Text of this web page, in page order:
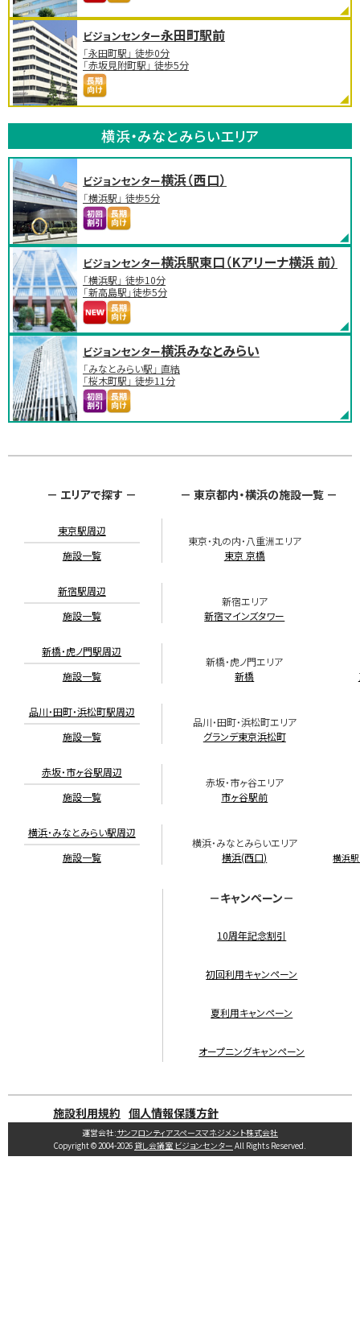
ビジョンセンター永田町駅前
「永田町駅」 徒歩0分
「赤坂見附町駅」 徒歩5分
横浜・みなとみらいエリア
ビジョンセンター横浜（西口）
「横浜駅」 徒歩5分
ビジョンセンター横浜駅東口（Kアリーナ横浜 前）
「横浜駅」 徒歩10分
「新高島駅」徒歩5分
ビジョンセンター横浜みなとみらい
「みなとみらい駅」 直結
「桜木町駅」 徒歩11分
－ エリアで探す － － 東京都内・横浜の施設一覧 －
東京駅周辺
施設一覧
東京・丸の内・八重洲エリア
東京 京橋
新宿駅周辺
施設一覧
新宿エリア
新宿マインズタワー
新橋・虎ノ門駅周辺
施設一覧
新橋・虎ノ門エリア
新橋
品川・田町・浜松町駅周辺
施設一覧
品川・田町・浜松町エリア
グランデ東京浜松町
赤坂・市ヶ谷駅周辺
施設一覧
赤坂・市ヶ谷エリア
市ヶ谷駅前
横浜・みなとみらい駅周辺
施設一覧
横浜・みなとみらいエリア
横浜(西口)
横浜
－キャンペーン－
10周年記念割引
初回利用キャンペーン
夏利用キャンペーン
オープニングキャンペーン
施設利用規約 個人情報保護方針
運営会社:サンフロンティアスペースマネジメント株式会社
Copyright © 2004-2026貸し会議室 ビジョンセンター All Rights Reserved.